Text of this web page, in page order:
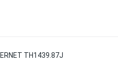
TH1439.87J